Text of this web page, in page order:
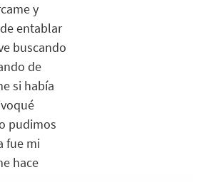
y
entablar
buscando
de
si había
pudimos
fue mi
hace